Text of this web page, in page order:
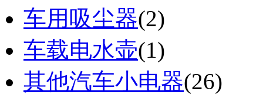
车用吸尘器(2)
车载电水壶(1)
其他汽车小电器(26)